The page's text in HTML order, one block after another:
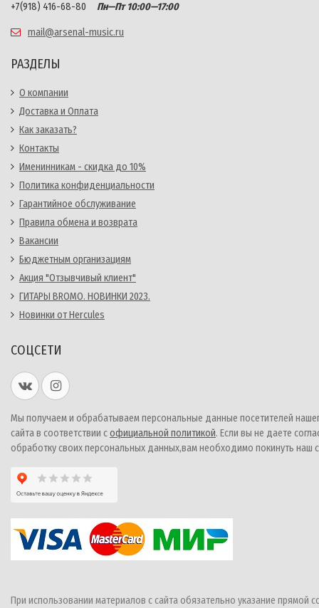
+7(918) 416-68-80
Пн—Пт 10:00—17:00
mail@arsenal-music.ru
РАЗДЕЛЫ
О компании
Доставка и Оплата
Как заказать?
Контакты
Именинникам - скидка до 10%
Политика конфиденциальности
Гарантийное обслуживание
Правила обмена и возврата
Вакансии
Бюджетным организациям
Акция "Отзывчивый клиент"
ГИТАРЫ BROMO. НОВИНКИ 2023.
Новинки от Hercules
СОЦСЕТИ
Мы получаем и обрабатываем персональные данные посетителей
сайта в соответствии софициальной политикой. Если вы не даете
обработку своих персональных данных,вам необходимо покинуть наш
При использовании материалов с сайта обязательно указание прямой